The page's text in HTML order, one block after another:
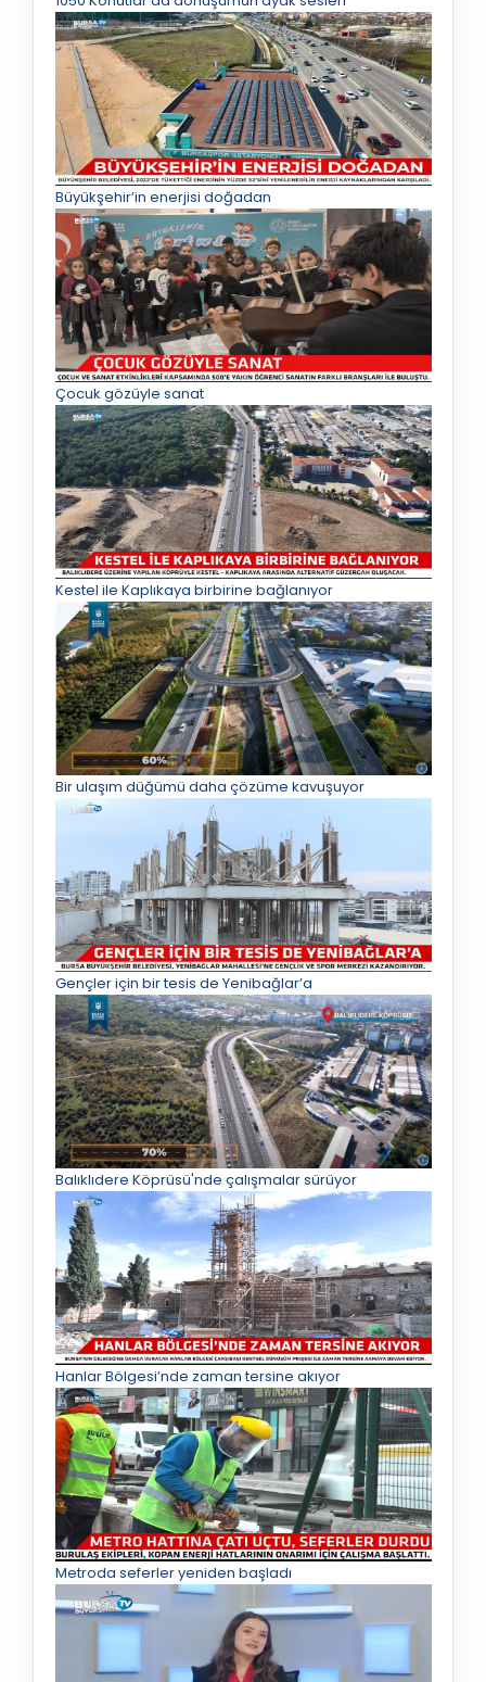
Büyükşehir’in enerjisi doğadan
Çocuk gözüyle sanat
Kestel ile Kaplıkaya birbirine bağlanıyor
Bir ulaşım düğümü daha çözüme kavuşuyor
Gençler için bir tesis de Yenibağlar’a
Balıklıdere Köprüsü'nde çalışmalar sürüyor
Hanlar Bölgesi’nde zaman tersine akıyor
Metroda seferler yeniden başladı